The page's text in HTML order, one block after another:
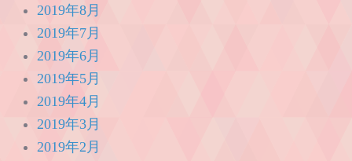
2019年8月
2019年7月
2019年6月
2019年5月
2019年4月
2019年3月
2019年2月